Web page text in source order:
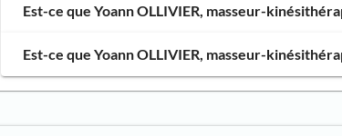
Est-ce que Yoann OLLIVIER, masseur-
Est-ce que Yoann OLLIVIER, masseur-